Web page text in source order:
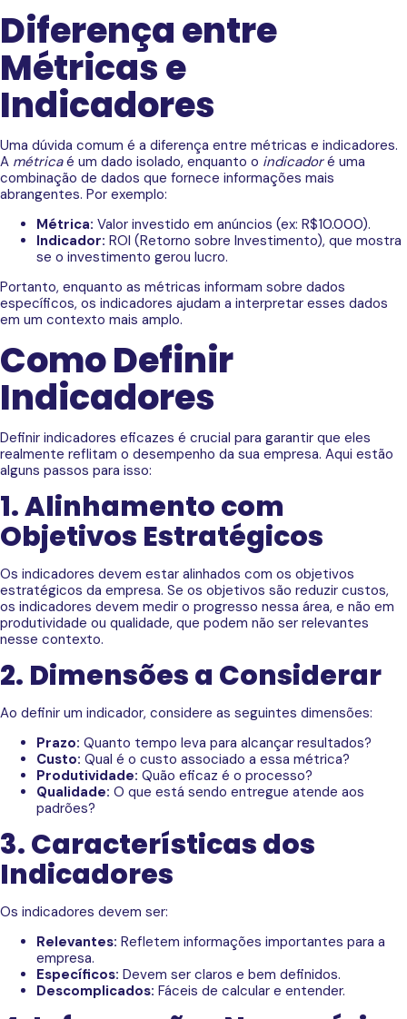
Diferença entre
Métricas e
Indicadores
Uma dúvida comum é a diferença entre métricas e indicadores.
A métricaé um dado isolado, enquanto o indicadoré uma
combinação de dados que fornece informações mais
abrangentes. Por exemplo:
Métrica: Valor investido em anúncios (ex: R$10.000).
Indicador: ROI (Retorno sobre Investimento), que mostra
se o investimento gerou lucro.
Portanto, enquanto as métricas informam sobre dados
específicos, os indicadores ajudam a interpretar esses dados
em um contexto mais amplo.
Como Definir
Indicadores
Definir indicadores eficazes é crucial para garantir que eles
realmente reflitam o desempenho da sua empresa. Aqui estão
alguns passos para isso:
1. Alinhamento com
Objetivos Estratégicos
Os indicadores devem estar alinhados com os objetivos
estratégicos da empresa. Se os objetivos são reduzir custos,
os indicadores devem medir o progresso nessa área, e não em
produtividade ou qualidade, que podem não ser relevantes
nesse contexto.
2. Dimensões a Considerar
Ao definir um indicador, considere as seguintes dimensões:
Prazo: Quanto tempo leva para alcançar resultados?
Custo: Qual é o custo associado a essa métrica?
Produtividade: Quão eficaz é o processo?
Qualidade: O que está sendo entregue atende aos
padrões?
3. Características dos
Indicadores
Os indicadores devem ser:
Relevantes: Refletem informações importantes para a
empresa.
Específicos: Devem ser claros e bem definidos.
Descomplicados: Fáceis de calcular e entender.